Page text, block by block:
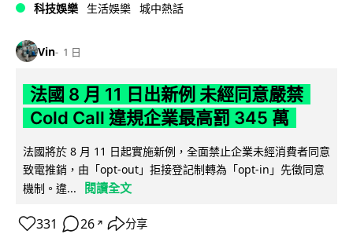
科技娛樂 生活娛樂 城中熱話
Vin 1 日
法國 8 月 11 日出新例 未經同意嚴禁
Cold Call 違規企業最高罰 345 萬
法國將於 8 月 11 日起實施新例，全面禁止企業未經消費者同意
致電推銷，由「opt-out」拒接登記制轉為「opt-in」先徵同意
機制。違...
閱讀全文
331 26 ↗ 分享